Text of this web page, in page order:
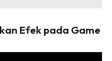
Efek pada Game